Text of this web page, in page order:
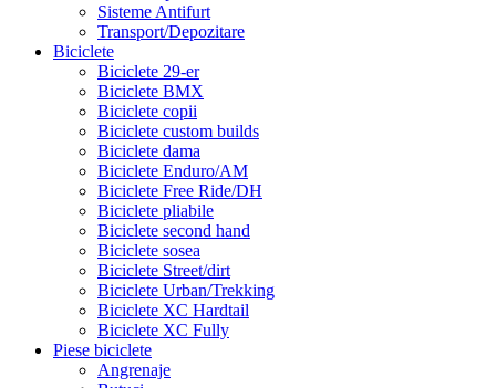
Sisteme Antifurt
Transport/Depozitare
Biciclete
Biciclete 29-er
Biciclete BMX
Biciclete copii
Biciclete custom builds
Biciclete dama
Biciclete Enduro/AM
Biciclete Free Ride/DH
Biciclete pliabile
Biciclete second hand
Biciclete sosea
Biciclete Street/dirt
Biciclete Urban/Trekking
Biciclete XC Hardtail
Biciclete XC Fully
Piese biciclete
Angrenaje